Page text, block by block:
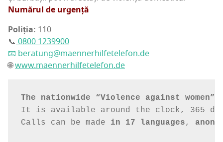
Numă­rul de urgență
Poli­ția: 110
📞 0800 1239900
📧 beratung@maennerhilfetelefon.de
🌐www.maennerhilfetelefon.de
The nationwide “Violence against women”
It is available around the clock, 365
Calls can be made in 17 languages,